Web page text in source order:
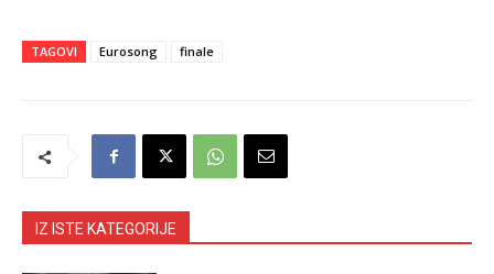
TAGOVI Eurosong finale
IZ ISTE KATEGORIJE